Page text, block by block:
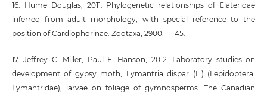
16. Hume Douglas, 2011. Phylogenetic relationships of Elateridae
inferred from adult morphology, with special reference to the
position of Cardiophorinae. Zootaxa, 2900: 1 - 45.
17. Jeffrey C. Miller, Paul E. Hanson, 2012. Laboratory studies on
development of gypsy moth, Lymantria dispar (L.) (Lepidoptera:
Lymantridae), larvae on foliage of gymnosperms. The Canadian